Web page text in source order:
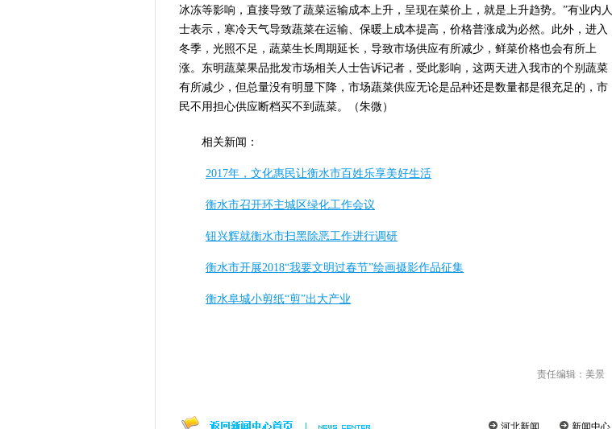
冰冻等影响，直接导致了蔬菜运输成本上升，呈现在菜价上，就是上升趋势。”有业内人
士表示，寒冷天气导致蔬菜在运输、保暖上成本提高，价格普涨成为必然。此外，进入
冬季，光照不足，蔬菜生长周期延长，导致市场供应有所减少，鲜菜价格也会有所上
涨。东明蔬菜果品批发市场相关人士告诉记者，受此影响，这两天进入我市的个别蔬菜
有所减少，但总量没有明显下降，市场蔬菜供应无论是品种还是数量都是很充足的，市
民不用担心供应断档买不到蔬菜。（朱微）
相关新闻：
2017年，文化惠民让衡水市百姓乐享美好生活
衡水市召开环主城区绿化工作会议
钮兴辉就衡水市扫黑除恶工作进行调研
衡水市开展2018“我要文明过春节”绘画摄影作品征集
衡水阜城小剪纸“剪”出大产业
责任编辑：美景
新闻中心
河北新闻